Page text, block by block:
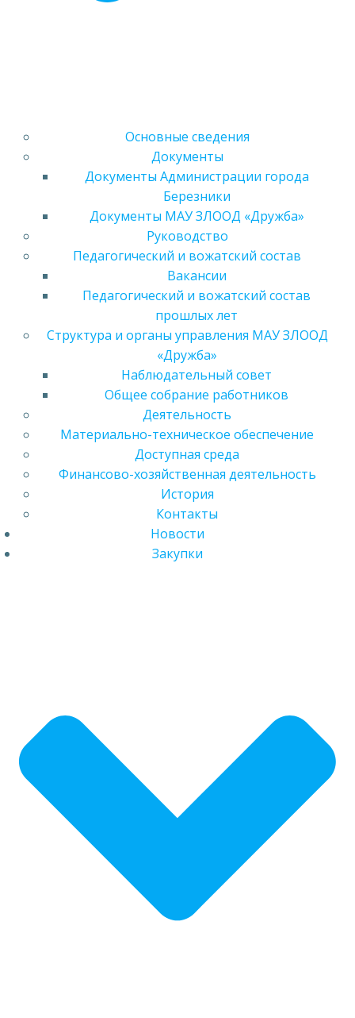
Основные сведения
Документы
Документы Администрации города
Березники
Документы МАУ ЗЛООД «Дружба»
Руководство
Педагогический и вожатский состав
Вакансии
Педагогический и вожатский состав
прошлых лет
Структура и органы управления МАУ ЗЛООД
«Дружба»
Наблюдательный совет
Общее собрание работников
Деятельность
Материально-техническое обеспечение
Доступная среда
Финансово-хозяйственная деятельность
История
Контакты
Новости
Закупки